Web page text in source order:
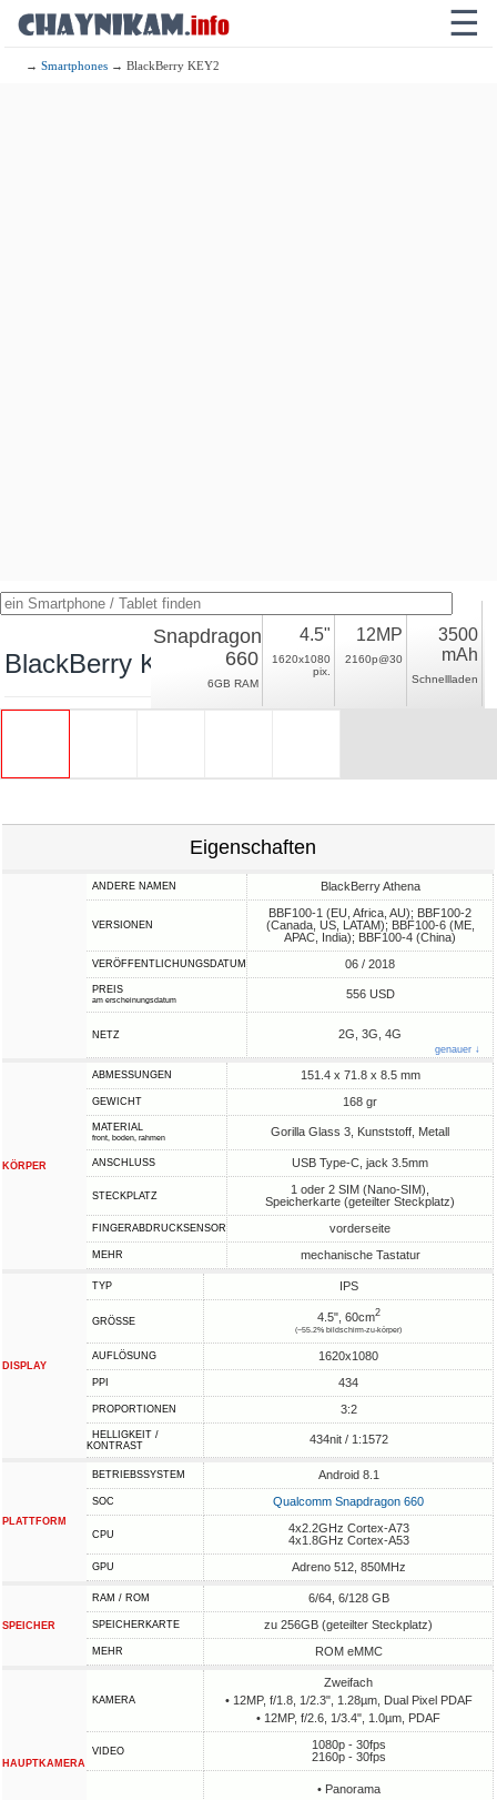
☰
→Smartphones → BlackBerry KEY2
BlackBerry KEY2
Snapdragon
660
6GB RAM
4.5"
1620x1080
pix.
12MP
2160p@30
3500
mAh
Schnellladen
Eigenschaften
ANDERE NAMEN BlackBerry Athena
VERSIONEN
BBF100-1 (EU, Africa, AU); BBF100-2
(Canada, US, LATAM); BBF100-6 (ME,
APAC, India); BBF100-4 (China)
VERÖFFENTLICHUNGSDATUM 06 / 2018
PREIS
am erscheinungsdatum 556 USD
NETZ 2G, 3G, 4G
genauer ↓
KÖRPER
ABMESSUNGEN 151.4 x 71.8 x 8.5 mm
GEWICHT 168 gr
MATERIAL
front, boden, rahmen Gorilla Glass 3, Kunststoff, Metall
ANSCHLUSS USB Type-C, jack 3.5mm
STECKPLATZ
1 oder 2 SIM (Nano-SIM),
Speicherkarte (geteilter Steckplatz)
FINGERABDRUCKSENSOR vorderseite
MEHR mechanische Tastatur
DISPLAY
TYP IPS
GRÖSSE 4.5", 60cm2
(~55.2% bildschirm-zu-körper)
AUFLÖSUNG 1620x1080
PPI 434
PROPORTIONEN 3:2
HELLIGKEIT /
KONTRAST
434nit / 1:1572
PLATTFORM
BETRIEBSSYSTEM Android 8.1
SOC Qualcomm Snapdragon 660
CPU
4x2.2GHz Cortex-A73
4x1.8GHz Cortex-A53
GPU Adreno 512, 850MHz
SPEICHER
RAM / ROM 6/64, 6/128 GB
SPEICHERKARTE zu 256GB (geteilter Steckplatz)
MEHR ROM eMMC
HAUPTKAMERA
KAMERA
Zweifach
• 12MP, f/1.8, 1/2.3", 1.28µm, Dual Pixel PDAF
• 12MP, f/2.6, 1/3.4", 1.0µm, PDAF
VIDEO
1080p - 30fps
2160p - 30fps
• Panorama